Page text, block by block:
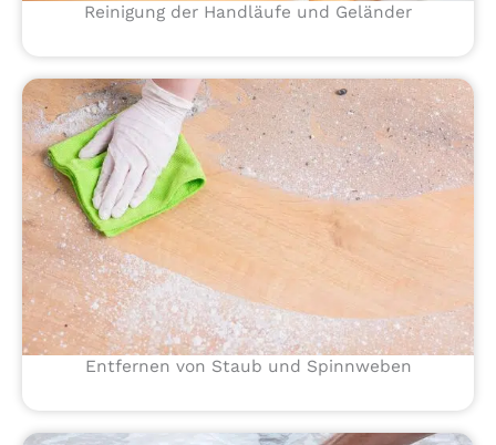
Reinigung der Handläufe und Geländer
Entfernen von Staub und Spinnweben